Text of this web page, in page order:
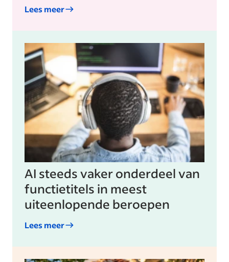
Lees meer
AI steeds vaker onderdeel van
functietitels in meest
uiteenlopende beroepen
Lees meer